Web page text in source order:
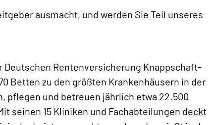
ausmacht, und werden Sie Teil unseres
Deutschen Rentenversicherung Knappschaft-
Betten zu den größten Krankenhäusern in der
pflegen und betreuen jährlich etwa 22.500
seinen 15 Kliniken und Fachabteilungen deckt